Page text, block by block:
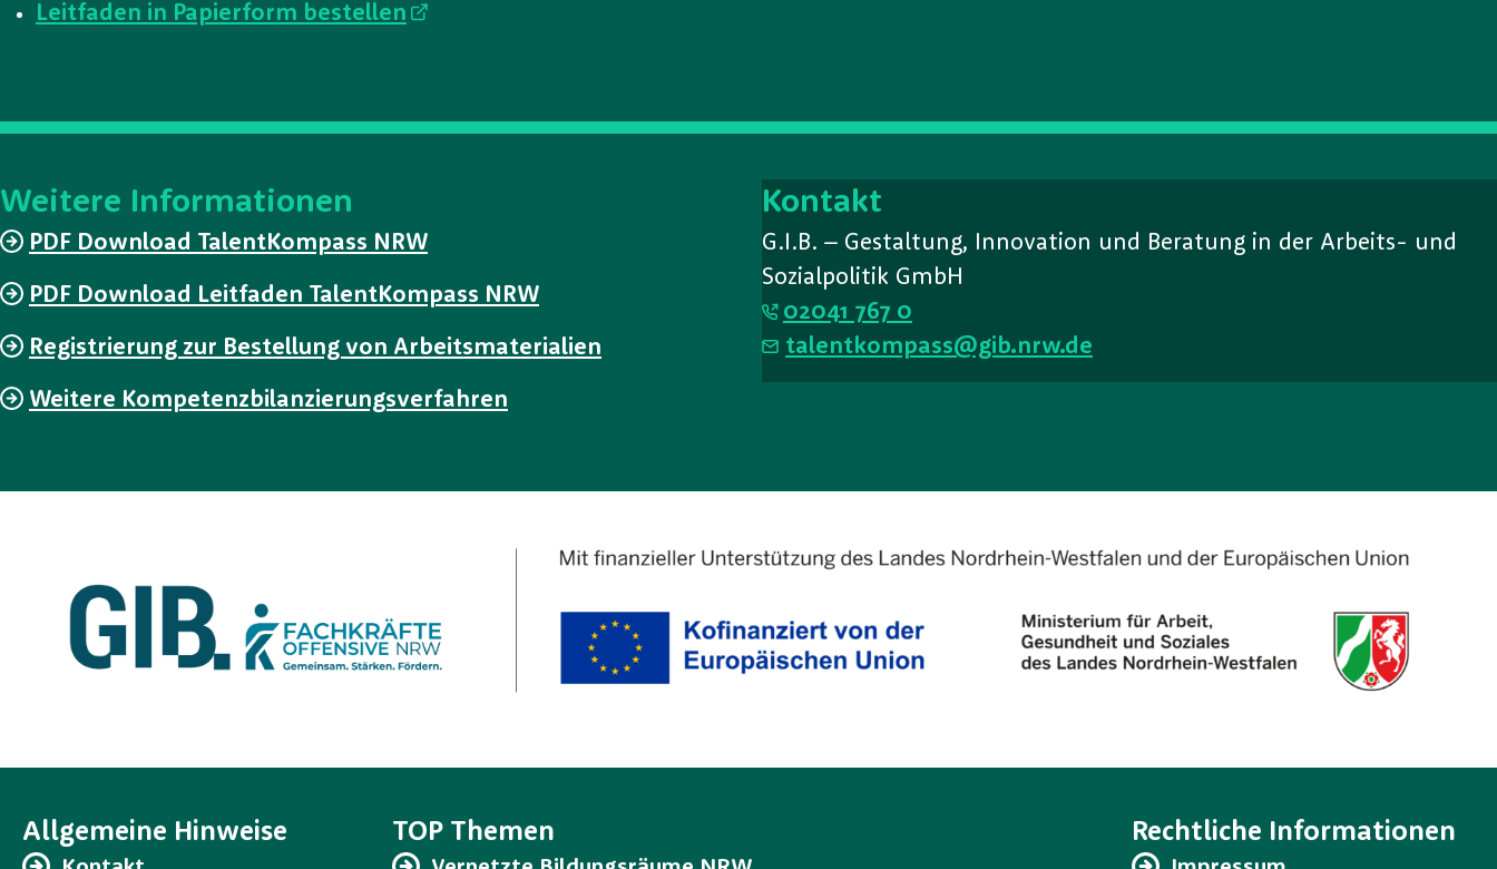
Leitfaden in Papierform bestellen
Weitere Informationen
PDF Download TalentKompass NRW
PDF Download Leitfaden TalentKompass NRW
Registrierung zur Bestellung von Arbeitsmaterialien
Weitere Kompetenzbilanzierungsverfahren
Kontakt
G.I.B. – Gestaltung, Innovation und Beratung in der Arbeits- und
Sozialpolitik GmbH
02041 767 0
talentkompass@gib.nrw.de
Allgemeine Hinweise TOP Themen Rechtliche Informationen